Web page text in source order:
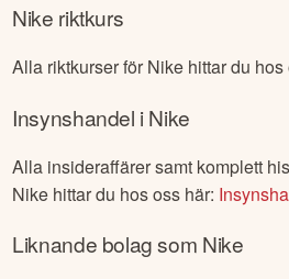
Nike riktkurs
Alla riktkurser för Nike hittar du hos
Insynshandel iNike
Alla insideraffärer samt komplett
Nike hittar du hos oss här:
Liknande bolag som Nike